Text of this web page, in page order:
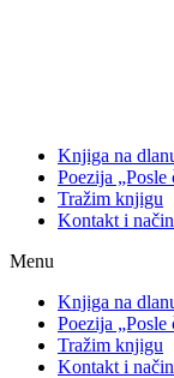
Knjiga na
Poezija „Posle
Tražim knjigu
Kontakt i
Menu
Knjiga na
Poezija „Posle
Tražim knjigu
Kontakt i